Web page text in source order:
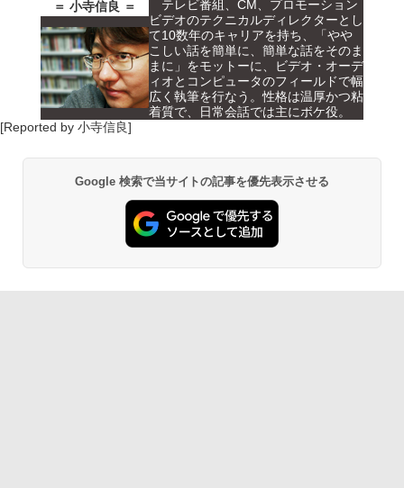
＝ 小寺信良 ＝
テレビ番組、CM、プロモーション
ビデオのテクニカルディレクターとし
て10数年のキャリアを持ち、「やや
こしい話を簡単に、簡単な話をそのま
まに」をモットーに、ビデオ・オーデ
ィオとコンピュータのフィールドで幅
広く執筆を行なう。性格は温厚かつ粘
着質で、日常会話では主にボケ役。
[Reported by 小寺信良]
Google 検索で当サイトの記事を優先表示させる